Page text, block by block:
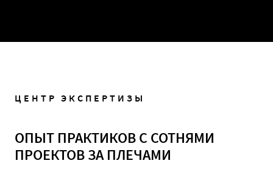
ЦЕНТР ЭКСПЕРТИЗЫ
ОПЫТ ПРАКТИКОВ С СОТНЯМИ
ПРОЕКТОВ ЗА ПЛЕЧАМИ